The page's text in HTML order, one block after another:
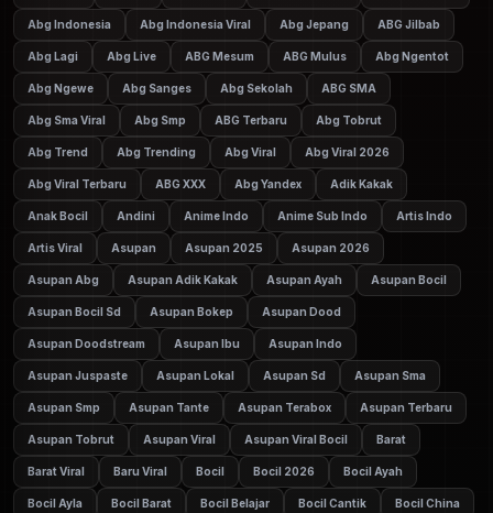
Abg Indonesia Abg Indonesia Viral Abg Jepang ABG Jilbab
Abg Lagi Abg Live ABG Mesum ABG Mulus Abg Ngentot
Abg Ngewe Abg Sanges Abg Sekolah ABG SMA
Abg Sma Viral Abg Smp ABG Terbaru Abg Tobrut
Abg Trend Abg Trending Abg Viral Abg Viral 2026
Abg Viral Terbaru ABG XXX Abg Yandex Adik Kakak
Anak Bocil Andini Anime Indo Anime Sub Indo Artis Indo
Artis Viral Asupan Asupan 2025 Asupan 2026
Asupan Abg Asupan Adik Kakak Asupan Ayah Asupan Bocil
Asupan Bocil Sd Asupan Bokep Asupan Dood
Asupan Doodstream Asupan Ibu Asupan Indo
Asupan Juspaste Asupan Lokal Asupan Sd Asupan Sma
Asupan Smp Asupan Tante Asupan Terabox Asupan Terbaru
Asupan Tobrut Asupan Viral Asupan Viral Bocil Barat
Barat Viral Baru Viral Bocil Bocil 2026 Bocil Ayah
Bocil Ayla Bocil Barat Bocil Belajar Bocil Cantik Bocil China